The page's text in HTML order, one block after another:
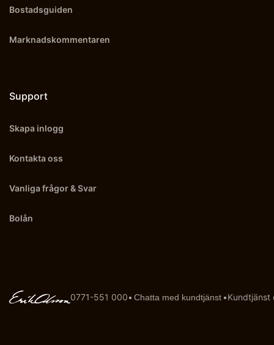
Bostadsguiden
Marknadskommentaren
Support
Skapa inlogg
Kontakta oss
Vanliga frågor & Svar
Bolån
0771-551 000• Chatta med kundtjänst•Kundtjänst